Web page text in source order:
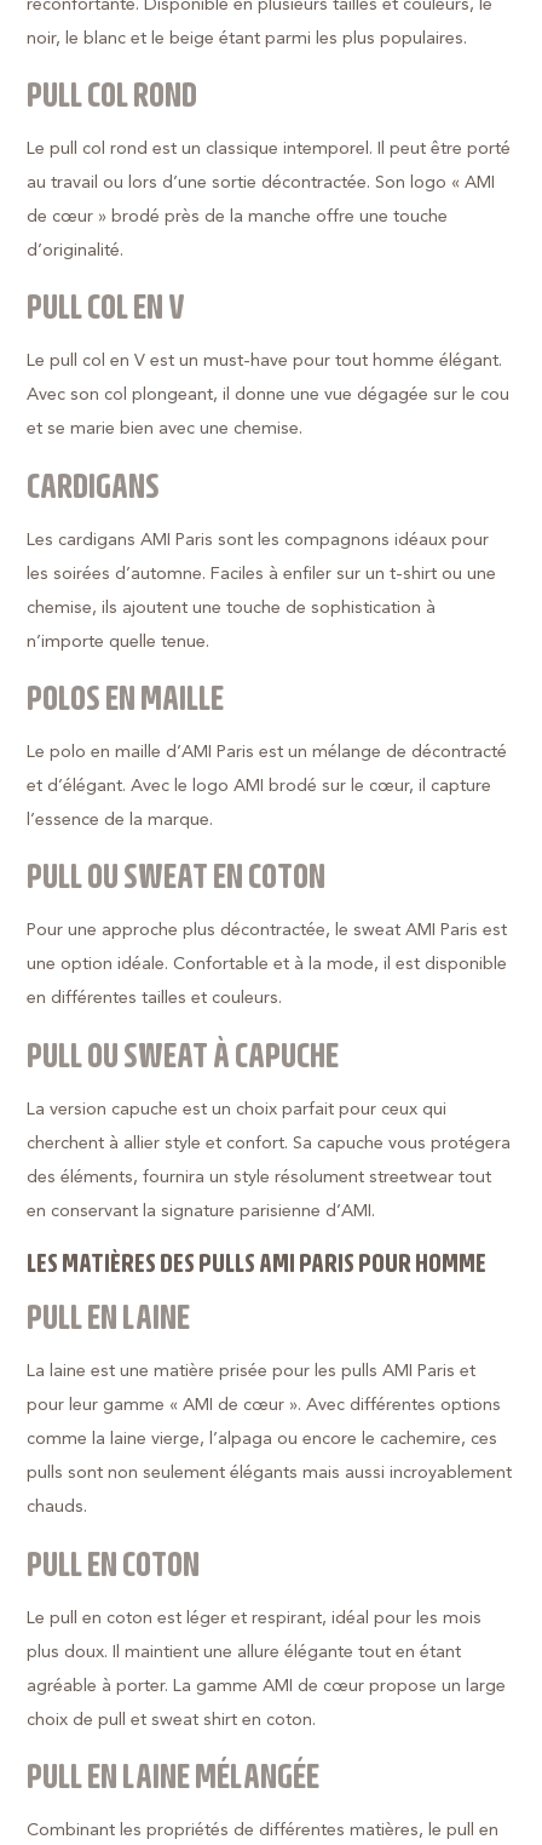
réconfortante. Disponible en plusieurs tailles et couleurs, le
noir, le blanc et le beige étant parmi les plus populaires.
PULL COL ROND
Le pull col rond est un classique intemporel. Il peut être porté
au travail ou lors d’une sortie décontractée. Son logo « AMI
de cœur » brodé près de la manche offre une touche
d’originalité.
PULL COL EN V
Le pull col en V est un must-have pour tout homme élégant.
Avec son col plongeant, il donne une vue dégagée sur le cou
et se marie bien avec une chemise.
CARDIGANS
Les cardigans AMI Paris sont les compagnons idéaux pour
les soirées d’automne. Faciles à enfiler sur un t-shirt ou une
chemise, ils ajoutent une touche de sophistication à
n’importe quelle tenue.
POLOS EN MAILLE
Le polo en maille d’AMI Paris est un mélange de décontracté
et d’élégant. Avec le logo AMI brodé sur le cœur, il capture
l’essence de la marque.
PULL OU SWEAT EN COTON
Pour une approche plus décontractée, le sweat AMI Paris est
une option idéale. Confortable et à la mode, il est disponible
en différentes tailles et couleurs.
PULL OU SWEAT À CAPUCHE
La version capuche est un choix parfait pour ceux qui
cherchent à allier style et confort. Sa capuche vous protégera
des éléments, fournira un style résolument streetwear tout
en conservant la signature parisienne d’AMI.
LES MATIÈRES DES PULLS AMI PARIS POUR HOMME
PULL EN LAINE
La laine est une matière prisée pour les pulls AMI Paris et
pour leur gamme « AMI de cœur ». Avec différentes options
comme la laine vierge, l’alpaga ou encore le cachemire, ces
pulls sont non seulement élégants mais aussi incroyablement
chauds.
PULL EN COTON
Le pull en coton est léger et respirant, idéal pour les mois
plus doux. Il maintient une allure élégante tout en étant
agréable à porter. La gamme AMI de cœur propose un large
choix de pull et sweat shirt en coton.
PULL EN LAINE MÉLANGÉE
Combinant les propriétés de différentes matières, le pull en